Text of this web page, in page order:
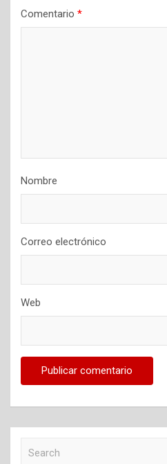
Comentario *
Nombre
Correo electrónico
Web